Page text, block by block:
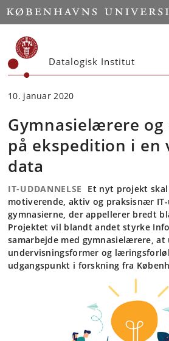
Start
Datalogisk Institut
10. januar 2020
Gymnasielærere og
på ekspedition i en
data
IT-UDDANNELSE
Et nyt projekt skal
motiverende, aktiv og praksisnær
gymnasierne, der appellerer bredt
Projektet vil blandt andet styrke
samarbejde med gymnasielærere, at
undervisningsformer og
udgangspunkt i forskning fra